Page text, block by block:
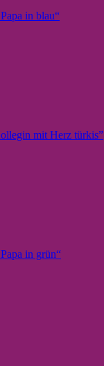
in blau“
mit Herz türkis”
in grün“